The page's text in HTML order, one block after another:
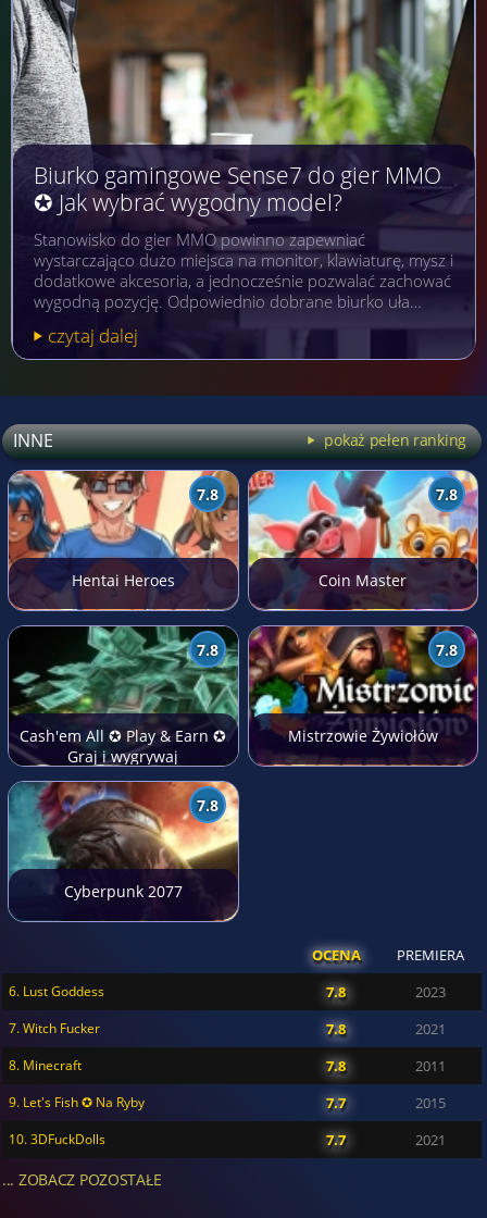
Biurko gamingowe Sense7 do gier MMO
✪ Jak wybrać wygodny model?
Stanowisko do gier MMO powinno zapewniać
wystarczająco dużo miejsca na monitor, klawiaturę, mysz i
dodatkowe akcesoria, a jednocześnie pozwalać zachować
wygodną pozycję. Odpowiednio dobrane biurko uła…
czytaj dalej
INNE pokaż pełen ranking
7.8
Hentai Heroes
7.8
Coin Master
7.8
Cash'em All ✪ Play & Earn ✪
Graj i wygrywaj
7.8
Mistrzowie Żywiołów
7.8
Cyberpunk 2077
OCENA PREMIERA
6. Lust Goddess 7.8 2023
7. Witch Fucker 7.8 2021
8. Minecraft 7.8 2011
9. Let's Fish ✪ Na Ryby 7.7 2015
10. 3DFuckDolls 7.7 2021
... ZOBACZ POZOSTAŁE